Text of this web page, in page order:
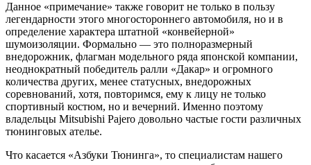
Данное «примечание» также говорит не только в пользу
легендарности этого многостороннего автомобиля, но и в
определение характера штатной «конвейерной»
шумоизоляции. Формально — это полноразмерный
внедорожник, флагман модельного ряда японской компании,
неоднократный победитель ралли «Дакар» и огромного
количества других, менее статусных, внедорожных
соревнований, хотя, повторимся, ему к лицу не только
спортивный костюм, но и вечерний. Именно поэтому
владельцы Mitsubishi Pajero довольно частые гости различных
тюнинговых ателье.
Что касается «Азбуки Тюнинга», то специалистам нашего